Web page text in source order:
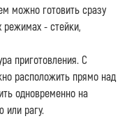
можно готовить сразу
режимах - стейки,
приготовления. С
расположить прямо над
одновременно на
рагу.